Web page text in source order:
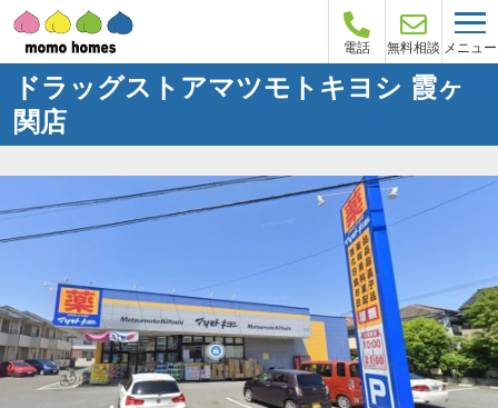
電話 無料相談 メニュー
ドラッグストアマツモトキヨシ 霞ヶ
関店